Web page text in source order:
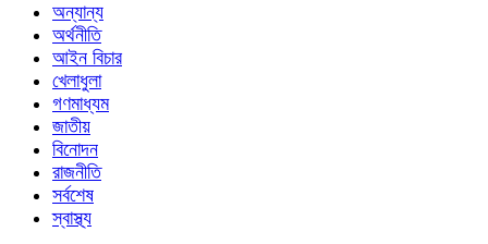
অন্যান্য
অর্থনীতি
আইন বিচার
খেলাধুলা
গণমাধ্যম
জাতীয়
বিনোদন
রাজনীতি
সর্বশেষ
স্বাস্থ্য